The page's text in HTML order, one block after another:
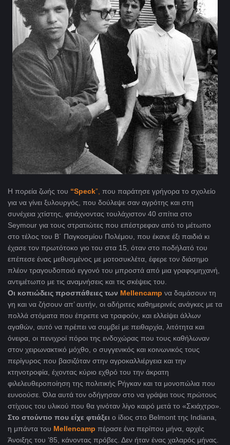
Η πορεία ζωής του “Speck”, που παράτησε γρήγορα το σχολείο
για να γίνει ξυλουργός, που δούλεψε σαν αγρότης και στη
συνέχεια χτίστης, φτιάχνοντας τουλάχιστον 40 σπίτια στο
Seymour για τους στρατιώτες που επέστρεφαν από το μέτωπο
στο τέλος του Β΄ Παγκοσμίου Πολέμου, που έκανε έξι παιδιά κι
έχασε τον πρωτότοκο γιο του στα 15, όταν στο ποδήλατό του
επέπεσε ένας μεθυσμένος με μοτοσυκλέτα, έφερε τον διάσημο
πλέον τραγουδοποιό εγγονό του μπροστά από μια γραφομηχανή,
αντιμέτωπο με τις αναμνήσεις και τις σκέψεις του.
Οι κοπιώδεις προσπάθειες των Mellencamp να δαμάσουν τη
γη και να ζήσουν απ’ αυτήν, οι αδήριτες καθημερινές ανάγκες με τα
πολλά στόματα που έπρεπε να τραφούν, και ελλείψει άλλων
αγαθών, αυτό να πρέπει να συμβεί με πειθαρχία, λιτότητα και
όνειρα, οι πενιχροί πόροι της ενδοχώρας που τους καθήλωναν
στον χειρωνακτικό μόχθο, ο συγγενικός και κοινωνικός τους
περίγυρος που βασιζόταν στην αγροκαλλιέργεια και την
κτηνοτροφία, έχοντας κύριο εχθρό του την άκρατη
φιλελευθεροποίηση της πολιτικής Ρήγκαν και τα μονοπώλια που
ευνοούσε. Όλα αυτά τον οδήγησαν στο να γράψει τους πρώτους
στίχους του υλικού που θα γινόταν λίγο καιρό μετά το «Σκιάχτρο».
Στο στούντιο που είχε φτιάξει ο ίδιος στo Βelmont της Indiana,
η μπάντα του Mellencamp πέρασε ένα περίπου μήνα, αρχές
Άνοιξης του ’85, κάνοντας πρόβες. Δεν ήταν ένας χαλαρός μήνας.